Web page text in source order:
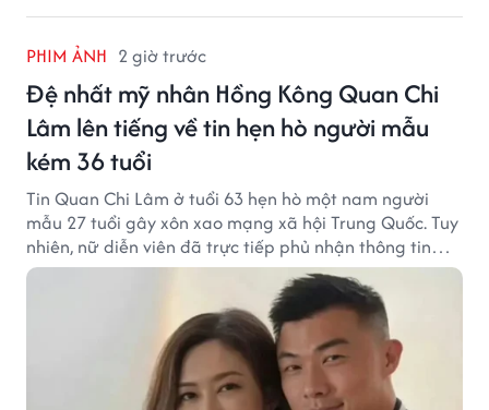
PHIM ẢNH 2 giờ trước
Đệ nhất mỹ nhân Hồng Kông Quan Chi
Lâm lên tiếng về tin hẹn hò người mẫu
kém 36 tuổi
Tin Quan Chi Lâm ở tuổi 63 hẹn hò một nam người
mẫu 27 tuổi gây xôn xao mạng xã hội Trung Quốc. Tuy
nhiên, nữ diễn viên đã trực tiếp phủ nhận thông tin
này.